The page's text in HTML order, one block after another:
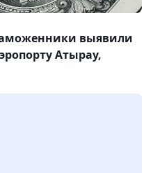
выявили
Атырау,